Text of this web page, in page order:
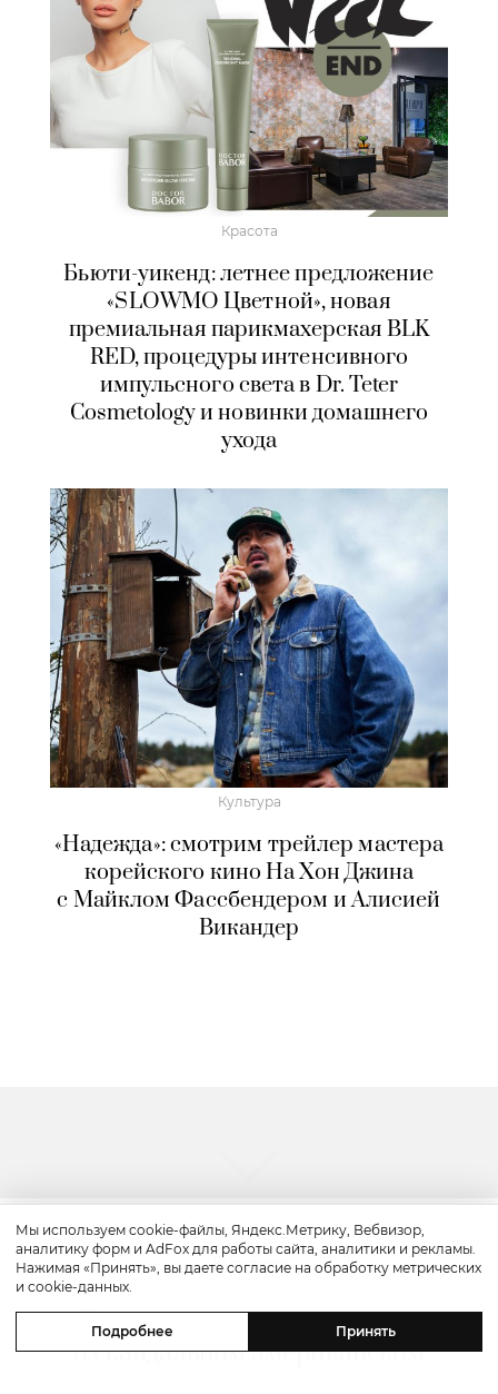
Красота
Бьюти-уикенд: летнее предложение
«SLOWMO Цветной», новая
премиальная парикмахерская BLK
RED, процедуры интенсивного
импульсного света в Dr. Teter
Cosmetology и новинки домашнего
ухода
Культура
«Надежда»: смотрим трейлер мастера
корейского кино На Хон Джина
с Майклом Фассбендером и Алисией
Викандер
Культура
«Прайм-тайм»: трейлер драмы
о скандальном американском
Мы используем cookie-файлы, Яндекс.Метрику, Вебвизор,
аналитику форм и AdFox для работы сайта, аналитики и рекламы.
Нажимая «Принять», вы даете согласие на обработку метрических
и cookie-данных.
Подробнее Принять